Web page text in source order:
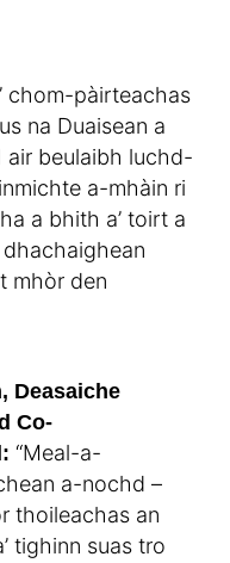
chom-pàirteachas
na Duaisean a
air beulaibh luchd-
a-mhàin ri
a bhith a’ toirt a
mhòr den
Deasaiche
Co-
“Meal-a-
a-nochd –
thoileachas an
tighinn suas tro